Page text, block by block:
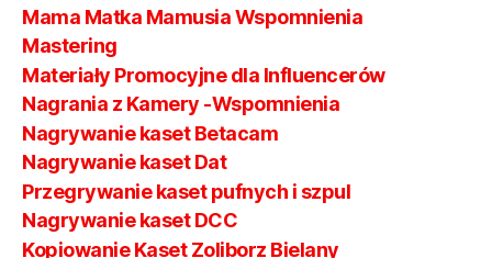
Mama Matka Mamusia Wspomnienia
Mastering
Materiały Promocyjne dla Influencerów
Nagrania z Kamery -Wspomnienia
Nagrywanie kaset Betacam
Nagrywanie kaset Dat
Przegrywanie kaset pufnych i szpul
Nagrywanie kaset DCC
Kopiowanie Kaset Zoliborz Bielany